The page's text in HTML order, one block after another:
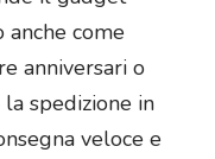
come
anniversari o
spedizione in
veloce e